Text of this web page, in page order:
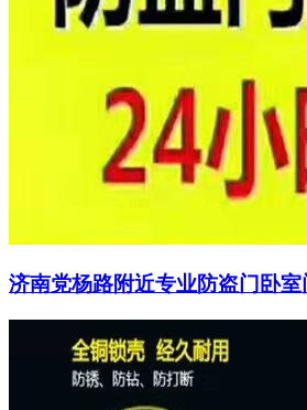
济南党杨路附近专业防盗门卧